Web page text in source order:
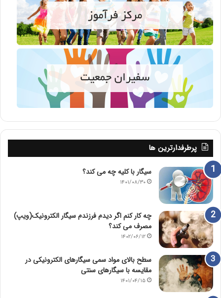
پرطرفدارترین ها
سیگار با کلیه چه می کند؟
۱۴۰۱/۰۸/۳۰
چه کار کنم اگر دیدم فرزندم سیگار الکترونیک(ویپ)
مصرف می کند؟
۱۴۰۲/۰۶/۱۲
سطح بالای مواد سمی سیگارهای الکترونیکی در
مقایسه با سیگارهای سنتی
۱۴۰۱/۰۴/۱۵